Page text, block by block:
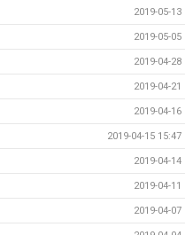
2019-05-13
2019-05-05
2019-04-28
2019-04-21
2019-04-16
2019-04-15 15:47
2019-04-14
2019-04-11
2019-04-07